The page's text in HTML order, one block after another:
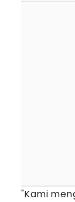
"Kami